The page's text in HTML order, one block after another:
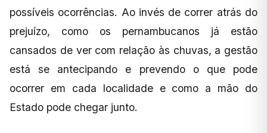
possíveis ocorrências. Ao invés de correr atrás do
prejuízo, como os pernambucanos já estão
cansados de ver com relação às chuvas, a gestão
está se antecipando e prevendo o que pode
ocorrer em cada localidade e como a mão do
Estado pode chegar junto.